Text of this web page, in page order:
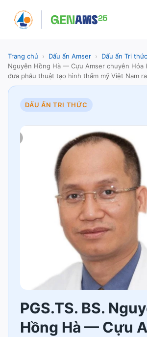
content
Trang chủ › Dấu ấn Amser › Dấu ấn Tri thức
Nguyễn Hồng Hà — Cựu Amser chuyên Hóa
đưa phẫu thuật tạo hình thẩm mỹ Việt Nam
DẤU ẤN TRI THỨC
PGS.TS. BS.
Hồng Hà — Cựu